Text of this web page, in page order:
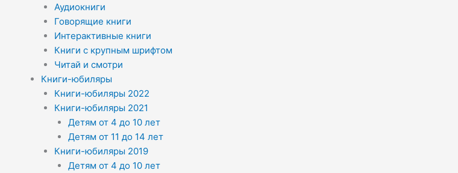
Аудиокниги
Говорящие книги
Интерактивные книги
Книги с крупным шрифтом
Читай и смотри
Книги-юбиляры
Книги-юбиляры 2022
Книги-юбиляры 2021
Детям от 4 до 10 лет
Детям от 11 до 14 лет
Книги-юбиляры 2019
Детям от 4 до 10 лет